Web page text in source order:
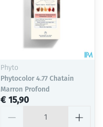
Phyto
Phytocolor 4.77 Chatain
Marron Profond
€ 15,90